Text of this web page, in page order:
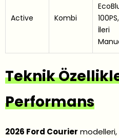
Active Kombi
İleri
Teknik
Performans
2026 Ford Courier